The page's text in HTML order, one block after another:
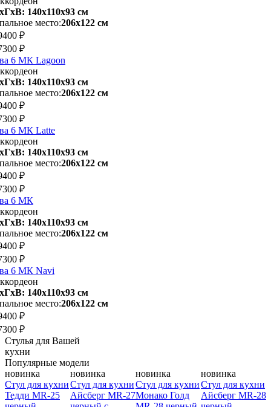
140х110x93 см
место:206х122 см
₽
₽
6 МК Lagoon
140х110x93 см
место:206х122 см
₽
₽
6 МК Latte
140х110x93 см
место:206х122 см
₽
₽
6 МК
140х110x93 см
место:206х122 см
₽
₽
6 МК Navi
140х110x93 см
место:206х122 см
₽
₽
Стулья для Вашей
кухни
Популярные модели
новинка
Стул для кухни
Тедди MR-25
новинка
Стул для кухни
Айсберг MR-27
новинка
Стул для кухни
Монако Голд
новинка
Стул для кухни
Айсберг MR-28